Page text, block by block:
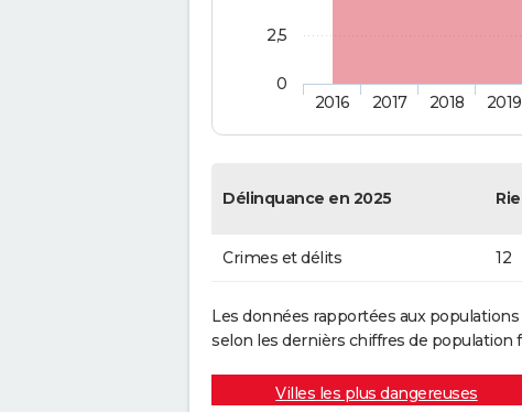
2016 2017 2018 2019
0
2,5
Délinquance en 2025
Crimes et délits 12
Les données rapportées aux
selon les dernièrs chiffres de population
Villes les plus dangereuses